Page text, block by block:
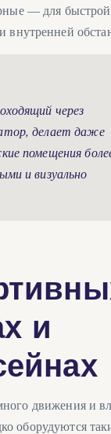
— для быстрой
внутренней
через
делает даже
помещения
и визуально
и
движения и
оборудуются